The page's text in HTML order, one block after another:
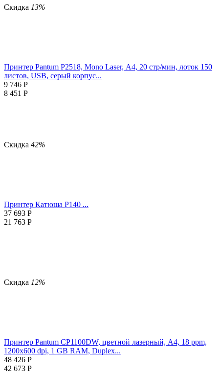
Скидка 13%
Принтер Pantum P2518, Mono Laser, А4, 20 стр/мин, лоток 150
листов, USB, серый корпус...
9 746 Р
8 451 Р
Скидка 42%
Принтер Катюша P140 ...
37 693 Р
21 763 Р
Скидка 12%
Принтер Pantum CP1100DW, цветной лазерный, A4, 18 ppm,
1200x600 dpi, 1 GB RAM, Duplex...
48 426 Р
42 673 Р